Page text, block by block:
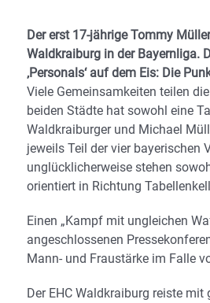
Der erst 17-jährige Tommy
Waldkraiburg in der Bayernliga.
‚Personals‘ auf dem Eis: Die
Viele Gemeinsamkeiten teilen
beiden Städte hat sowohl eine
Waldkraiburger und Michael
jeweils Teil der vier bayerischen
unglücklicherweise stehen
orientiert in Richtung
Einen „Kampf mit ungleichen
angeschlossenen
Mann- und Fraustärke im Falle
Der EHC Waldkraiburg reiste